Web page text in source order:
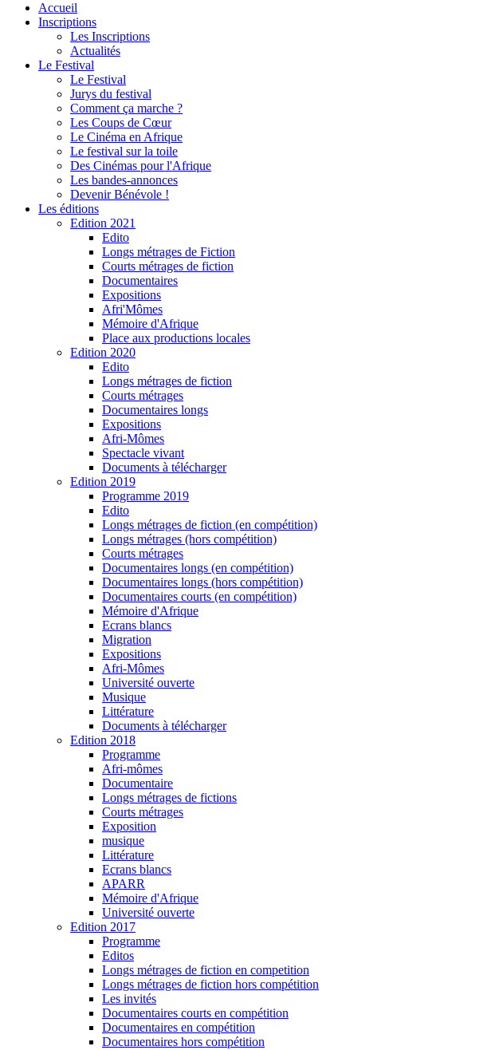
Accueil
Inscriptions
Les Inscriptions
Actualités
Le Festival
Le Festival
Jurys du festival
Comment ça marche ?
Les Coups de Cœur
Le Cinéma en Afrique
Le festival sur la toile
Des Cinémas pour l'Afrique
Les bandes-annonces
Devenir Bénévole !
Les éditions
Edition 2021
Edito
Longs métrages de Fiction
Courts métrages de fiction
Documentaires
Expositions
Afri'Mômes
Mémoire d'Afrique
Place aux productions locales
Edition 2020
Edito
Longs métrages de fiction
Courts métrages
Documentaires longs
Expositions
Afri-Mômes
Spectacle vivant
Documents à télécharger
Edition 2019
Programme 2019
Edito
Longs métrages de fiction (en compétition)
Longs métrages (hors compétition)
Courts métrages
Documentaires longs (en compétition)
Documentaires longs (hors compétition)
Documentaires courts (en compétition)
Mémoire d'Afrique
Ecrans blancs
Migration
Expositions
Afri-Mômes
Université ouverte
Musique
Littérature
Documents à télécharger
Edition 2018
Programme
Afri-mômes
Documentaire
Longs métrages de fictions
Courts métrages
Exposition
musique
Littérature
Ecrans blancs
APARR
Mémoire d'Afrique
Université ouverte
Edition 2017
Programme
Editos
Longs métrages de fiction en competition
Longs métrages de fiction hors compétition
Les invités
Documentaires courts en compétition
Documentaires en compétition
Documentaires hors compétition